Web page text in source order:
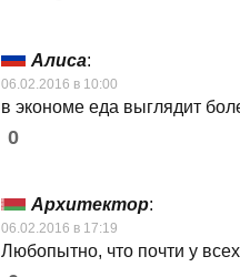
Алиса:
06.02.2016 в 10:00
в экономе еда выглядит
0
Архитектор:
06.02.2016 в 17:19
Любопытно, что почти у